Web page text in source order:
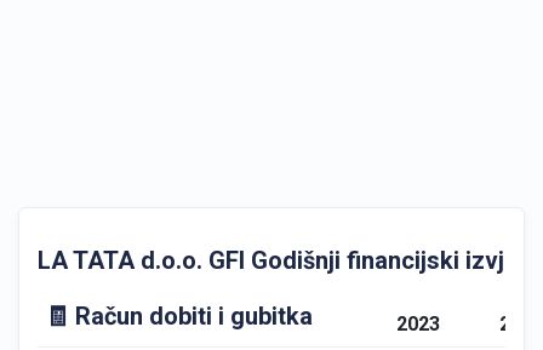
LA TATA d.o.o. GFI Godišnji financijski
🧾 Račun dobiti i gubitka
2023 2024